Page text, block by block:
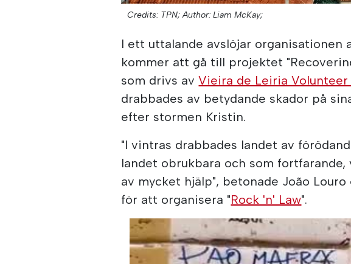
Credits: TPN; Author: Liam McKay;
I ett uttalande avslöjar organisationen
kommer att gå till projektet
som drivs avVieira de Leiria
drabbades av betydande skador på
efter stormen Kristin.
"I vintras drabbades landet av
landet obrukbara och som
av mycket hjälp", betonade João
för att organisera "Rock 'n' Law".